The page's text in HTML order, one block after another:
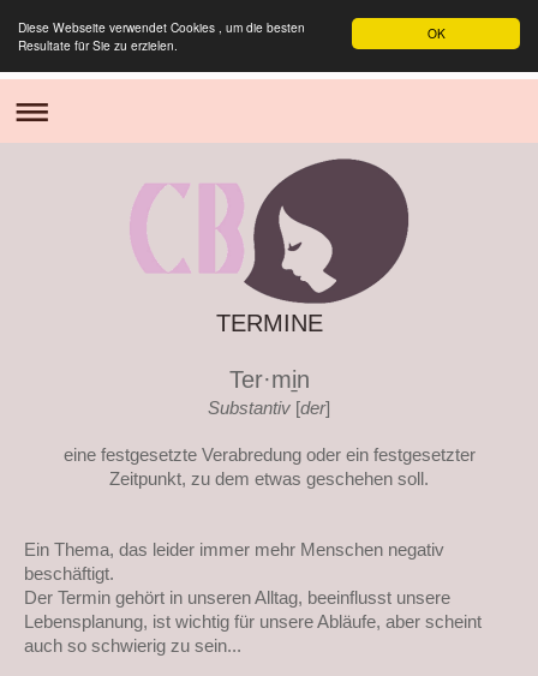
OK
Diese Webseite verwendet Cookies , um die besten
Resultate für Sie zu erzielen.
TERMINE
Ter·mi̱n
Substantiv [der]
eine festgesetzte Verabredung oder ein festgesetzter
Zeitpunkt, zu dem etwas geschehen soll.
Ein Thema, das leider immer mehr Menschen negativ
beschäftigt.
Der Termin gehört in unseren Alltag, beeinflusst unsere
Lebensplanung, ist wichtig für unsere Abläufe, aber scheint
auch so schwierig zu sein...